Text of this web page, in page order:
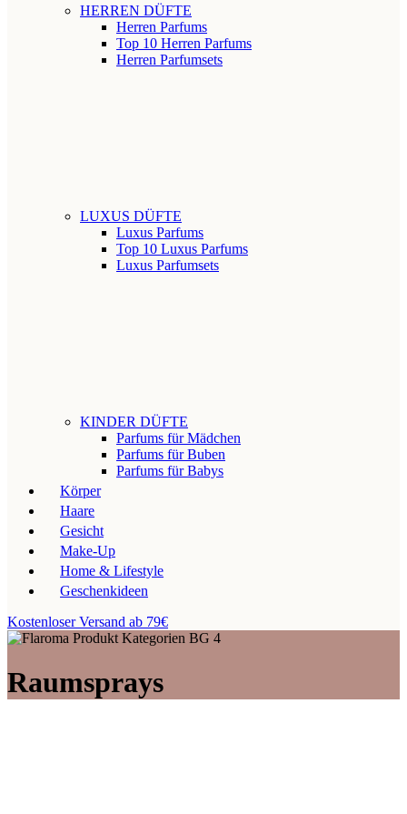
HERREN DÜFTE
Herren Parfums
Top 10 Herren Parfums
Herren Parfumsets
LUXUS DÜFTE
Luxus Parfums
Top 10 Luxus Parfums
Luxus Parfumsets
KINDER DÜFTE
Parfums für Mädchen
Parfums für Buben
Parfums für Babys
Körper
Haare
Gesicht
Make-Up
Home & Lifestyle
Geschenkideen
Kostenloser Versand ab 79€
Raumsprays